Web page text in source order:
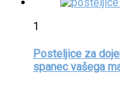
1
Posteljice za
spanec vašega